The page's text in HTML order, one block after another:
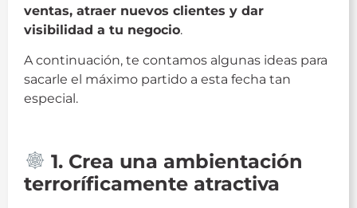
ventas, atraer nuevos clientes y dar
visibilidad a tu negocio.
A continuación, te contamos algunas ideas para
sacarle el máximo partido a esta fecha tan
especial.
1. Crea una ambientación
terroríficamente atractiva